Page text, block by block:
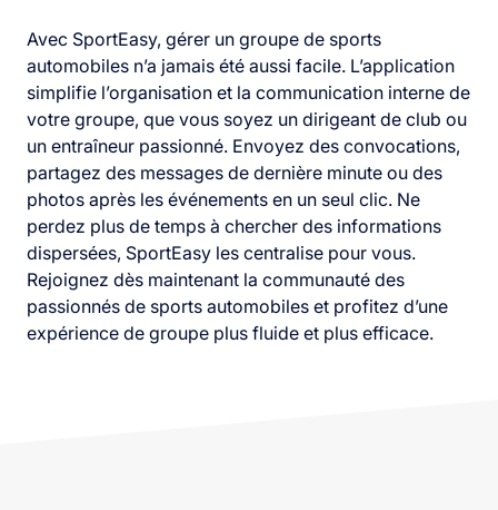
Avec SportEasy, gérer un groupe de sports
automobiles n’a jamais été aussi facile. L’application
simplifie l’organisation et la communication interne de
votre groupe, que vous soyez un dirigeant de club ou
un entraîneur passionné. Envoyez des convocations,
partagez des messages de dernière minute ou des
photos après les événements en un seul clic. Ne
perdez plus de temps à chercher des informations
dispersées, SportEasy les centralise pour vous.
Rejoignez dès maintenant la communauté des
passionnés de sports automobiles et profitez d’une
expérience de groupe plus fluide et plus efficace.